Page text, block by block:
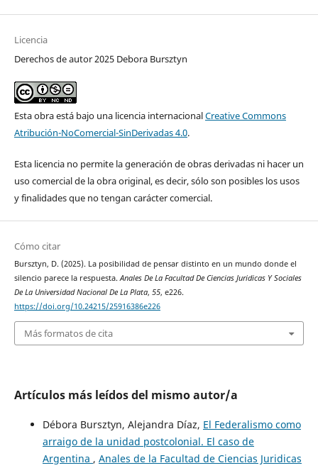
Licencia
Derechos de autor 2025 Debora Bursztyn
Esta obra está bajo una licencia internacionalCreative Commons
Atribución-NoComercial-SinDerivadas 4.0.
Esta licencia no permite la generación de obras derivadas ni hacer un
uso comercial de la obra original, es decir, sólo son posibles los usos
y finalidades que no tengan carácter comercial.
Cómo citar
Bursztyn, D. (2025). La posibilidad de pensar distinto en un mundo donde el
silencio parece la respuesta.Anales De La Facultad De Ciencias Juridicas Y Sociales
De La Universidad Nacional De La Plata, 55, e226.
https://doi.org/10.24215/25916386e226
Más formatos de cita
Artículos más leídos del mismo autor/a
Débora Bursztyn, Alejandra Díaz, El Federalismo como
arraigo de la unidad postcolonial. El caso de
Argentina , Anales de la Facultad de Ciencias Juridicas